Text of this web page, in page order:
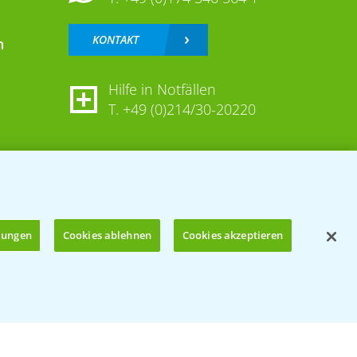
KONTAKT
Hilfe in Notfällen
T. +49 (0)214/30-20220
Cookies ablehnen Cookies akzeptieren